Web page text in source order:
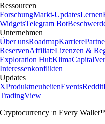
Ressourcen
ForschungMarkt-UpdatesLernen
WidgetsTelegram Bot
Unternehmen
Über unsRoadmapKarriere
ReservenAffiliateLizenzen &
Exploration HubKlimaCapital
Interessenkonflikten
Updates
XProduktneuheitenEventsReddit
TradingView
Cryptocurrency in Every